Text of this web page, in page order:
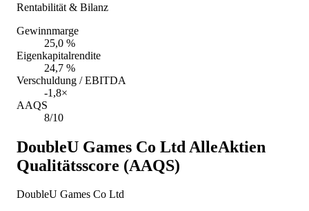
Rentabilität & Bilanz
Gewinnmarge
25,0 %
Eigenkapitalrendite
24,7 %
Verschuldung / EBITDA
-1,8×
AAQS
8/10
DoubleU Games Co Ltd AlleAktien
Qualitätsscore (AAQS)
DoubleU Games Co Ltd